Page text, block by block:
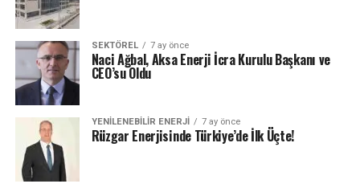
SEKTÖREL 7 ay önce
Naci Ağbal, Aksa Enerji İcra Kurulu Başkanı ve
CEO’su Oldu
YENILENEBILIR ENERJI 7 ay önce
Rüzgar Enerjisinde Türkiye’de İlk Üçte!